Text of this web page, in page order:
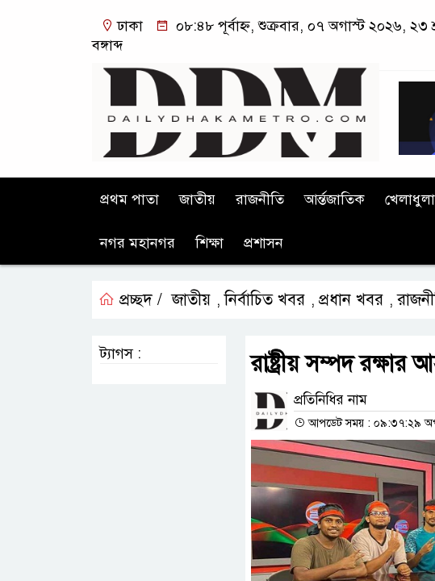
ঢাকা
০৮:৪৮ পূর্বাহ্ন, শুক্রবার, ০৭ অগাস্ট ২০২৬, ২৩
বঙ্গাব্দ
প্রথম পাতা জাতীয় রাজনীতি আর্ন্তজাতিক খেলাধুলা
নগর মহানগর শিক্ষা প্রশাসন
প্রচ্ছদ / জাতীয় ,নির্বাচিত খবর , প্রধান খবর ,
রাষ্ট্রীয় সম্পদ রক্ষার
প্রতিনিধির নাম
আপডেট সময় : ০৯:৩৭:২৯
ট্যাগস :